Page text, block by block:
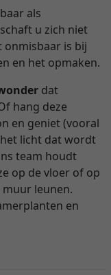
als
u zich niet
onmisbaar is bij
en het opmaken.
dat
hang deze
en geniet (vooral
licht dat wordt
team houdt
op de vloer of op
leunen.
en